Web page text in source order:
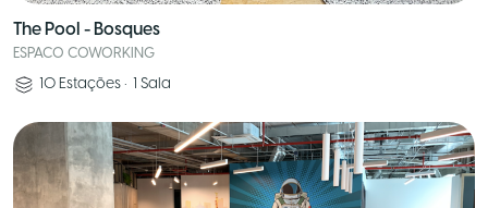
The Pool - Bosques
ESPACO COWORKING
10 Estações • 1 Sala